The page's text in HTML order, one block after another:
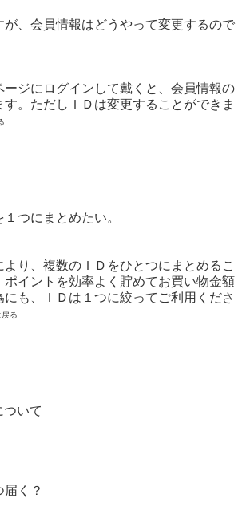
が、会員情報はどうやって変更するので
ージにログイン して戴くと、会員情報の
。ただしＩＤは変更することができま
つにまとめたい。
より、複数のＩＤをひとつにまとめるこ
ポイントを効率よく貯めてお買い物金額
にも、ＩＤは１つに絞ってご利用くださ
る
いて
く？